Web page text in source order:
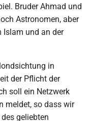
Bruder Ahmad und
Astronomen, aber
Islam und an der
in
der Pflicht der
soll ein Netzwerk
meldet, so dass wir
geliebten